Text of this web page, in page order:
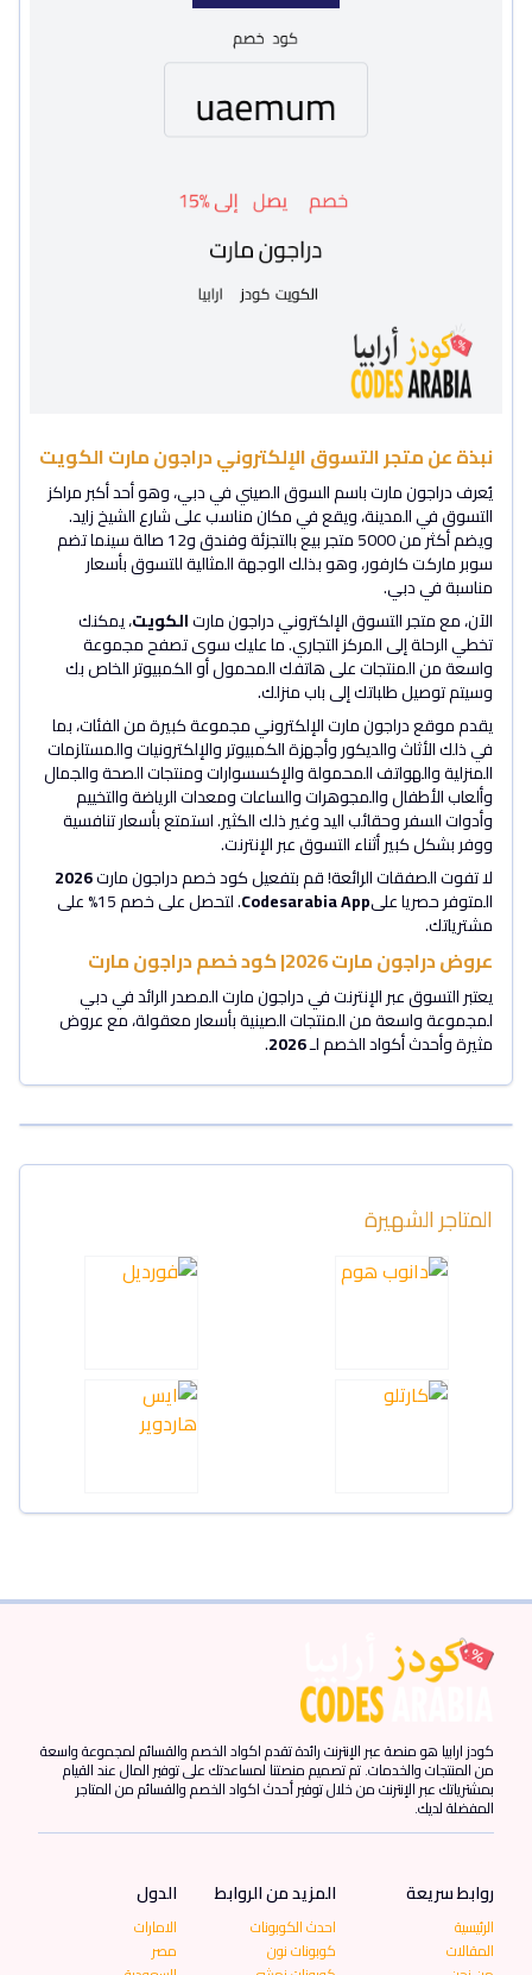
نبذة عن متجر التسوق الإلكتروني دراجون مارت الكويت
يُعرف دراجون مارت باسم السوق الصيني في دبي، وهو أحد أكبر مراكز
التسوق في المدينة، ويقع في مكان مناسب على شارع الشيخ زايد.
ويضم أكثر من 5000 متجر بيع بالتجزئة وفندق و12 صالة سينما تضم ​​
سوبر ماركت كارفور، وهو بذلك الوجهة المثالية للتسوق بأسعار
مناسبة في دبي.
الآن، مع متجر التسوق الإلكتروني دراجون مارتالكويت، يمكنك
تخطي الرحلة إلى المركز التجاري. ما عليك سوى تصفح مجموعة
واسعة من المنتجات على هاتفك المحمول أو الكمبيوتر الخاص بك
وسيتم توصيل طلباتك إلى باب منزلك.
يقدم موقع دراجون مارت الإلكتروني مجموعة كبيرة من الفئات، بما
في ذلك الأثاث والديكور وأجهزة الكمبيوتر والإلكترونيات والمستلزمات
المنزلية والهواتف المحمولة والإكسسوارات ومنتجات الصحة والجمال
وألعاب الأطفال والمجوهرات والساعات ومعدات الرياضة والتخييم
وأدوات السفر وحقائب اليد وغير ذلك الكثير. استمتع بأسعار تنافسية
ووفر بشكل كبير أثناء التسوق عبر الإنترنت.
لا تفوت الصفقات الرائعة! قم بتفعيل كود خصم دراجون مارت2026
المتوفر حصريا علىCodesarabia App . لتحصل على خصم 15% على
مشترياتك.
عروض دراجون مارت 2026| كود خصم دراجون مارت
يعتبر التسوق عبر الإنترنت في دراجون مارت المصدر الرائد في دبي
لمجموعة واسعة من المنتجات الصينية بأسعار معقولة، مع عروض
مثيرة وأحدث أكواد الخصم لـ2026
.
المتاجر الشهيرة
كودز ارابيا هو منصة عبر الإنترنت رائدة تقدم اكواد الخصم والقسائم لمجموعة واسعة
من المنتجات والخدمات. تم تصميم منصتنا لمساعدتك على توفير المال عند القيام
بمشترياتك عبر الإنترنت من خلال توفير أحدث اكواد الخصم والقسائم من المتاجر
المفضلة لديك.
روابط سريعة
الرئيسية
المقالات
المزيد من الروابط
احدث الكوبونات
كوبونات نون
الدول
الامارات
مصر